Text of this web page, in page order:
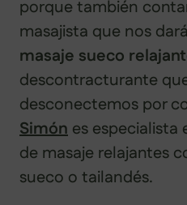
porque también
masajista que nos
masaje sueco
descontracturante
desconectemos por
Simón es especialista
de masaje relajantes
sueco o tailandés.